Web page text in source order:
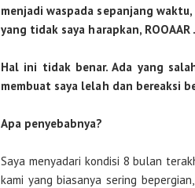
menjadi waspada sepanjang
yang tidak saya harapkan,
Hal ini tidak benar. Ada yang
membuat saya lelah dan bereaksi
Apa penyebabnya?
Saya menyadari kondisi 8 bulan
kami yang biasanya sering